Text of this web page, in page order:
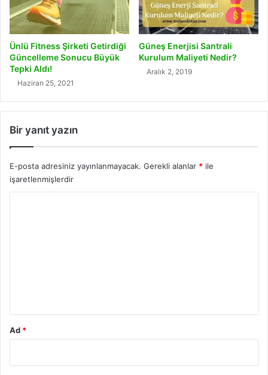
Ünlü Fitness Şirketi Getirdiği
Güncelleme Sonucu Büyük
Tepki Aldı!
Haziran 25, 2021
Güneş Enerjisi Santrali
Kurulum Maliyeti Nedir?
Aralık 2, 2019
Bir yanıt yazın
E-posta adresiniz yayınlanmayacak. Gerekli alanlar * ile
işaretlenmişlerdir
Ad *